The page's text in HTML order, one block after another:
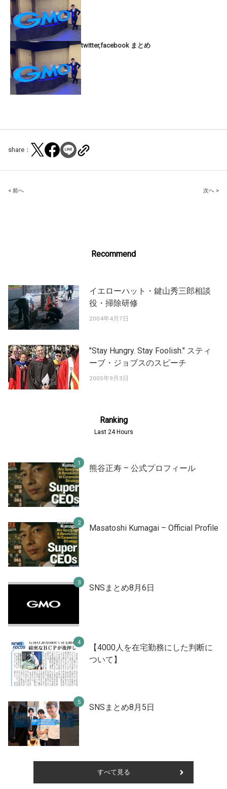
twitter,facebook まとめ
share：
Post
< 前へ 次へ >
Recommend
イエローハット・鍵山秀三郎相談
役・掃除研修
2004年4月7日
"Stay Hungry. Stay Foolish." スティ
ーブ・ジョブスのスピーチ
2005年9月3日
Ranking
Last 24 Hours
熊谷正寿 – 公式プロフィール
Masatoshi Kumagai – Official Profile
SNSまとめ8月6日
【4000人を在宅勤務にした判断に
ついて】
SNSまとめ8月5日
すべて見る